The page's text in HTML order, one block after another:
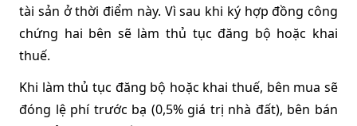
tài sản ở thời điểm này. Vì sau khi ký hợp đồng công
chứng hai bên sẽ làm thủ tục đăng bộ hoặc khai
thuế.
Khi làm thủ tục đăng bộ hoặc khai thuế, bên mua sẽ
đóng lệ phí trước bạ (0,5% giá trị nhà đất), bên bán